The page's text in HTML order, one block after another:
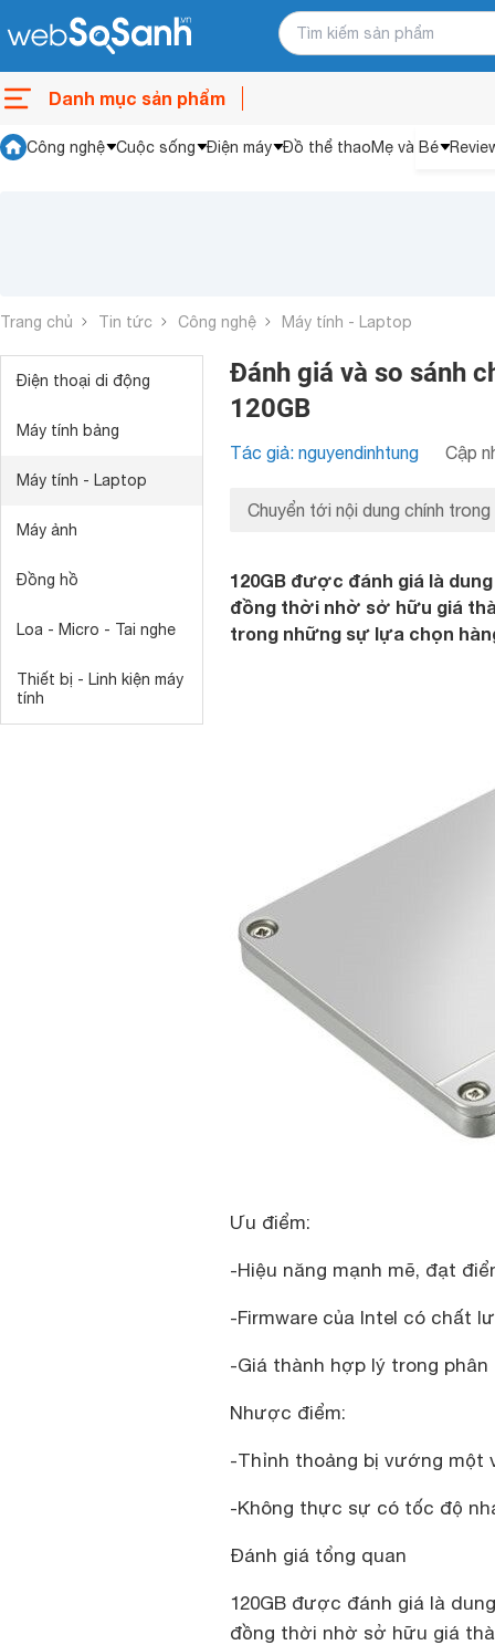
Danh mục sản phẩm
Công nghệ Cuộc sống Điện máy Đồ thể thaoMẹ và Bé
Trang chủ Tin tức Công nghệ Máy tính - Laptop
Điện thoại di động
Máy tính bảng
Máy tính - Laptop
Máy ảnh
Đồng hồ
Loa - Micro - Tai nghe
Thiết bị - Linh kiện máy
tính
Đánh giá và so sánh
120GB
Tác giả: nguyendinhtung Cập
Chuyển tới nội dung chính trong
120GB được đánh giá là
đồng thời nhờ sở hữu giá
trong những sự lựa chọn
Ưu điểm:
-Hiệu năng mạnh mẽ, đạt
-Firmware của Intel có chất
-Giá thành hợp lý trong phân
Nhược điểm:
-Thỉnh thoảng bị vướng một
-Không thực sự có tốc độ
Đánh giá tổng quan
120GB được đánh giá là
đồng thời nhờ sở hữu giá